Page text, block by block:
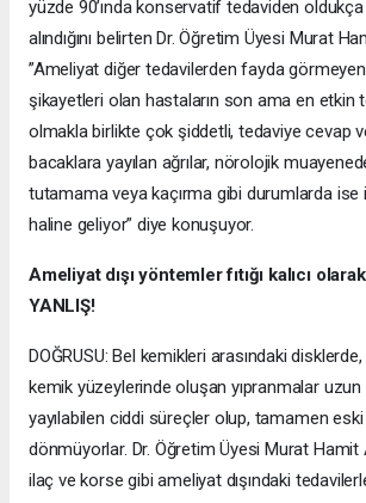
yüzde 90’ında konservatif tedaviden oldukça
alındığını belirten Dr. Öğretim Üyesi Murat
”Ameliyat diğer tedavilerden fayda
şikayetleri olan hastaların son ama en etkin
olmakla birlikte çok şiddetli, tedaviye cevap
bacaklara yayılan ağrılar, nörolojik
tutamama veya kaçırma gibi durumlarda ise
haline geliyor” diye konuşuyor.
Ameliyat dışı yöntemler fıtığı kalıcı
YANLIŞ!
DOĞRUSU: Bel kemikleri arasındaki
kemik yüzeylerinde oluşan yıpranmalar
yayılabilen ciddi süreçler olup, tamamen
dönmüyorlar. Dr. Öğretim Üyesi Murat Hamit
ilaç ve korse gibi ameliyat dışındaki